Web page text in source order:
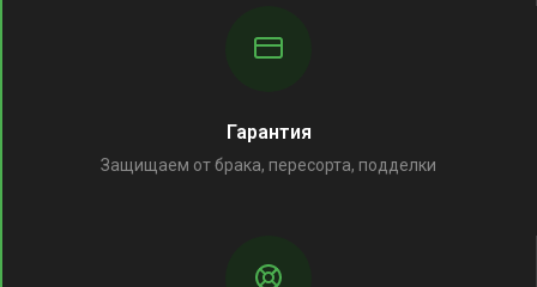
Гарантия
Защищаем от брака, пересорта, подделки